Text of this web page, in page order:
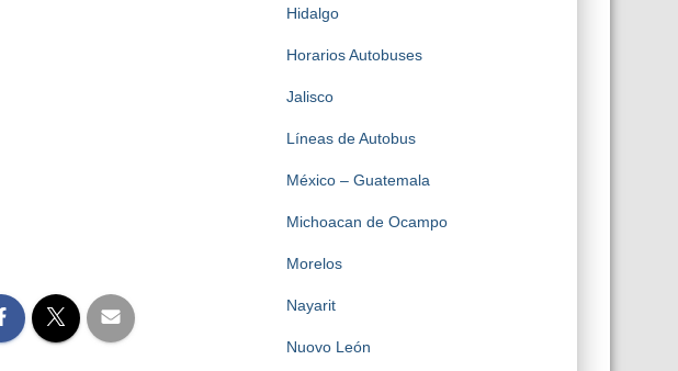
Hidalgo
Horarios Autobuses
Jalisco
Líneas de Autobus
México – Guatemala
Michoacan de Ocampo
Morelos
Nayarit
Nuovo León